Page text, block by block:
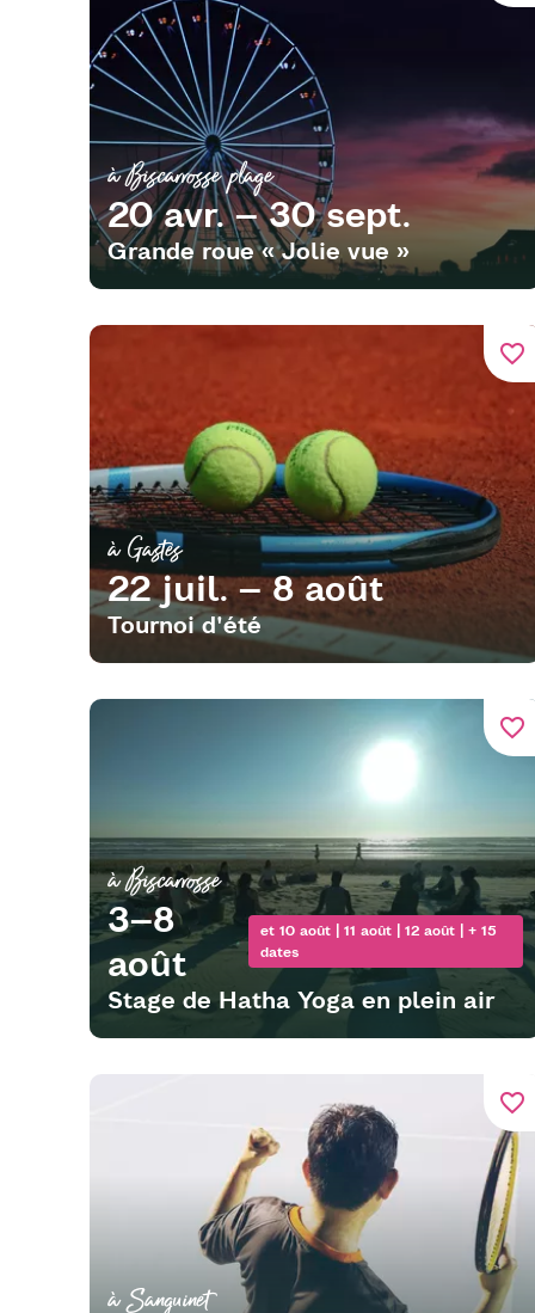
à Biscarrosse plage
20 avr. – 30 sept.
Grande roue « Jolie vue »
favorite_border
à Gastes
22 juil. – 8 août
Tournoi d'été
favorite_border
à Biscarrosse
3–8
août
et 10 août | 11 août | 12 août | + 15
dates
Stage de Hatha Yoga en plein air
favorite_border
à Sanguinet